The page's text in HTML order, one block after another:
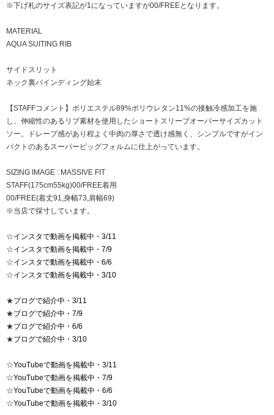
※下げ札のサイズ表記が1になっていますが00/FREEとなります。
MATERIAL
AQUA SUITING RIB
サイドスリット
ネック裏バインディング始末
【STAFFコメント】ポリエステル89%ポリウレタン11%の接触冷感加工を施
し、伸縮性のあるリブ素材を使用したショートスリーブオーバーサイズカット
ソー。ドレープ感があり程よく中肉の厚さで透け感無く、シンプルですがイン
パクトのあるスーパービッグフォルムに仕上がっています。
SIZING IMAGE : MASSIVE FIT
STAFF(175cm55kg)00/FREE着用
00/FREE(着丈91,身幅73,肩幅69)
※当店で採寸しています。
☆インスタで動画を掲載中・3/11
☆インスタで動画を掲載中・7/9
☆インスタで動画を掲載中・6/6
☆インスタで動画を掲載中・3/10
★ブログで紹介中・3/11
★ブログで紹介中・7/9
★ブログで紹介中・6/6
★ブログで紹介中・3/10
☆YouTubeで動画を掲載中・3/11
☆YouTubeで動画を掲載中・7/9
☆YouTubeで動画を掲載中・6/6
☆YouTubeで動画を掲載中・3/10